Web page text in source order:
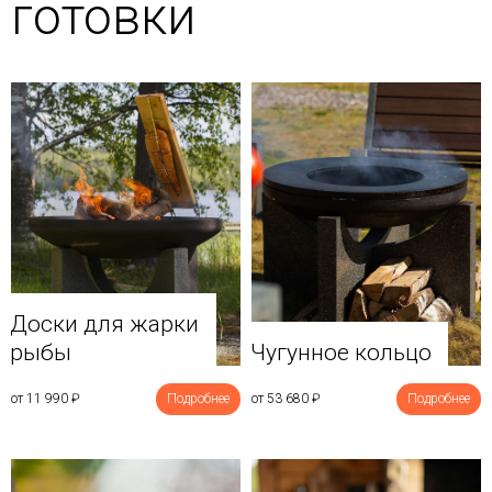
готовки
Доски для жарки
рыбы
от 11 990 ₽ Подробнее
Чугунное кольцо
от 53 680 ₽ Подробнее